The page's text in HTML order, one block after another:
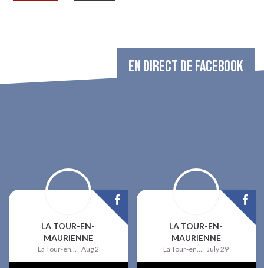
EN DIRECT DE FACEBOOK
LA TOUR-EN-
MAURIENNE
La Tour-en-Maurienne Aug 2
LA TOUR-EN-
MAURIENNE
La Tour-en-Maurienne July 29